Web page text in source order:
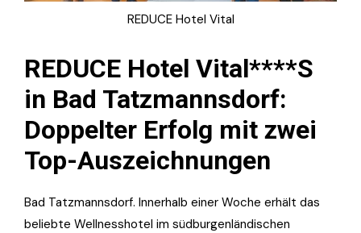
REDUCE Hotel Vital
REDUCE Hotel Vital****S
in Bad Tatzmannsdorf:
Doppelter Erfolg mit zwei
Top-Auszeichnungen
Bad Tatzmannsdorf. Innerhalb einer Woche erhält das
beliebte Wellnesshotel im südburgenländischen